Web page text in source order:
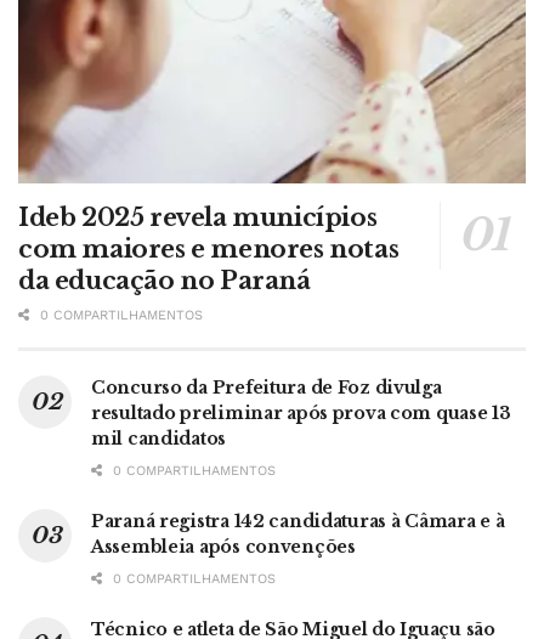
Ideb 2025 revela municípios
com maiores e menores notas
da educação no Paraná
0 COMPARTILHAMENTOS
Concurso da Prefeitura de Foz divulga
resultado preliminar após prova com quase 13
mil candidatos
0 COMPARTILHAMENTOS
Paraná registra 142 candidaturas à Câmara e à
Assembleia após convenções
0 COMPARTILHAMENTOS
Técnico e atleta de São Miguel do Iguaçu são